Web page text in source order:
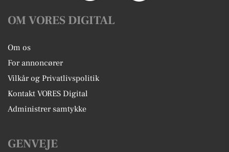
OM VORES DIGITAL
Om os
For annoncører
Vilkår og Privatlivspolitik
Kontakt VORES Digital
Administrer samtykke
GENVEJE